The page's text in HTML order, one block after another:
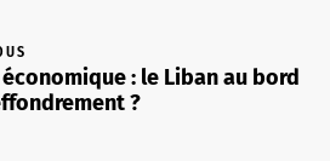
: le Liban au bord
?